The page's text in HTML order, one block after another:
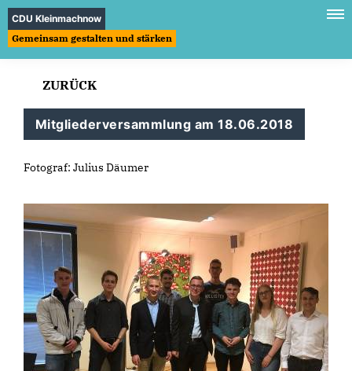
CDU Kleinmachnow
Gemeinsam gestalten und stärken
ZURÜCK
Mitgliederversammlung am 18.06.2018
Fotograf: Julius Däumer